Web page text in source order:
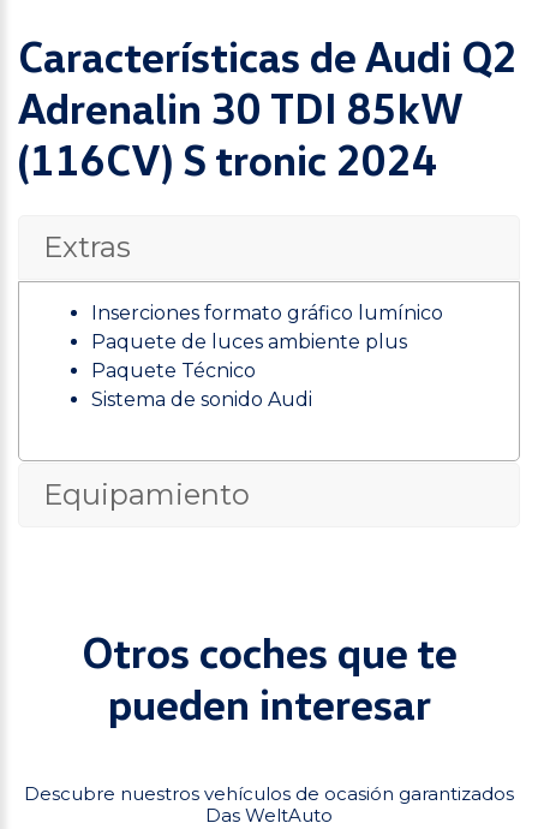
Características de Audi Q2
Adrenalin 30 TDI 85kW
(116CV) S tronic 2024
Extras
Inserciones formato gráfico lumínico
Paquete de luces ambiente plus
Paquete Técnico
Sistema de sonido Audi
Equipamiento
Otros coches que te
pueden interesar
Descubre nuestros vehículos de ocasión garantizados
Das WeltAuto